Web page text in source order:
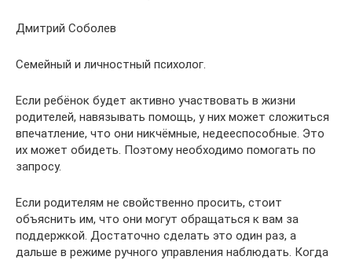
Дмитрий Соболев
Семейный и личностный психолог.
Если ребёнок будет активно участвовать в жизни
родителей, навязывать помощь, у них может сложиться
впечатление, что они никчёмные, недееспособные. Это
их может обидеть. Поэтому необходимо помогать по
запросу.
Если родителям не свойственно просить, стоит
объяснить им, что они могут обращаться к вам за
поддержкой. Достаточно сделать это один раз, а
дальше в режиме ручного управления наблюдать. Когда